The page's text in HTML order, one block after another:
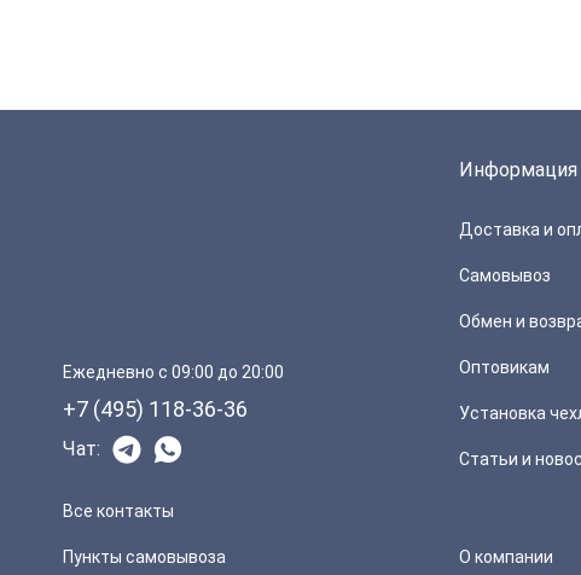
Ежедневно с 09:00 до 20:00
+7 (495) 118-36-36
Чат:
Все контакты
Пункты самовывоза
Информация
Доставка и
Самовывоз
Обмен и
Оптовикам
Установка
Статьи и
О компании